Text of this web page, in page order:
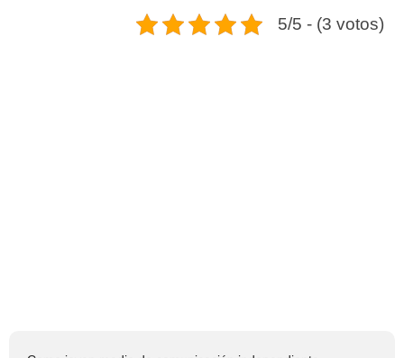
5/5 - (3 votos)